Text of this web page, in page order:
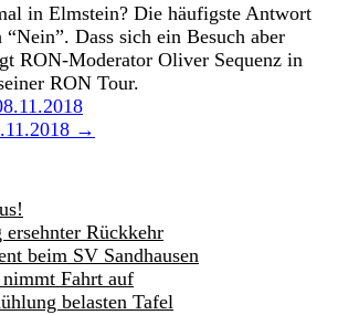
in Elmstein? Die häufigste Antwort
Dass sich ein Besuch aber
RON-Moderator Oliver Sequenz in
RON Tour.
→
Rückkehr
beim SV Sandhausen
Fahrt auf
belasten Tafel